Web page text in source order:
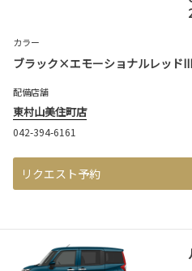
カラー
ブラック×エモーショナルレッドIII
配備店舗
東村山美住町店
042-394-6161
リクエスト予約